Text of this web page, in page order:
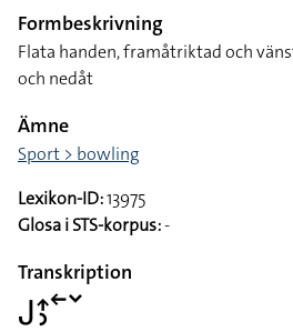
Formbeskrivning
Flata handen, framåtriktad och
och nedåt
Ämne
Sport > bowling
Lexikon-ID:13975
Glosa i STS-korpus:-
Transkription
􌤢􌤴􌤶􌥢􌥧